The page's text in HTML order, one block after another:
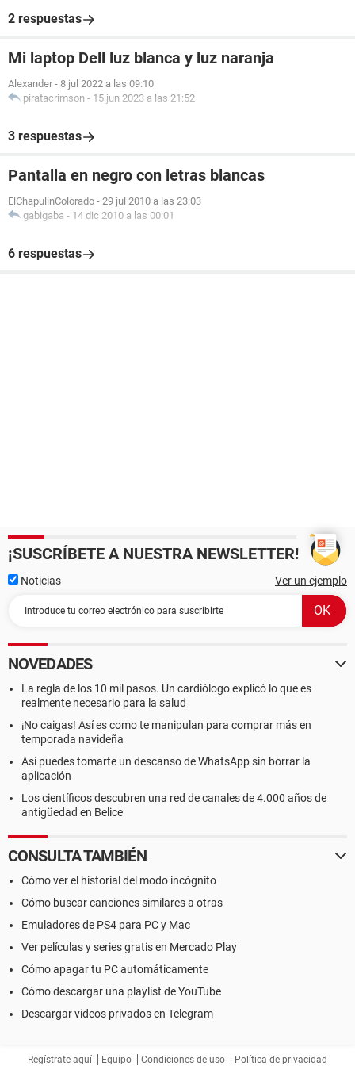
2 respuestas
Mi laptop Dell luz blanca y luz naranja
Alexander - 8 jul 2022 a las 09:10
piratacrimson - 15 jun 2023 a las 21:52
3 respuestas
Pantalla en negro con letras blancas
ElChapulinColorado - 29 jul 2010 a las 23:03
gabigaba - 14 dic 2010 a las 00:01
6 respuestas
¡SUSCRÍBETE A NUESTRA NEWSLETTER!
Noticias Ver un ejemplo
NOVEDADES
La regla de los 10 mil pasos. Un cardiólogo explicó lo que es
realmente necesario para la salud
¡No caigas! Así es como te manipulan para comprar más en
temporada navideña
Así puedes tomarte un descanso de WhatsApp sin borrar la
aplicación
Los científicos descubren una red de canales de 4.000 años de
antigüedad en Belice
CONSULTA TAMBIÉN
Cómo ver el historial del modo incógnito
Cómo buscar canciones similares a otras
Emuladores de PS4 para PC y Mac
Ver películas y series gratis en Mercado Play
Cómo apagar tu PC automáticamente
Cómo descargar una playlist de YouTube
Descargar videos privados en Telegram
Regístrate aquí Equipo Condiciones de uso Política de privacidad